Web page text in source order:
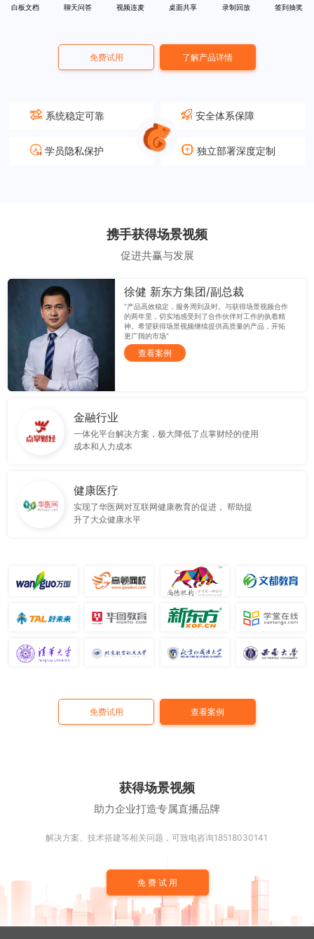
白板文档 聊天问答 视频连麦 桌面共享 录制回放 签到抽奖
免费试用 了解产品详情
系统稳定可靠 安全体系保障
学员隐私保护 独立部署深度定制
携手获得场景视频
促进共赢与发展
徐健 新东方集团/副总裁
“产品高效稳定，服务周到及时。与获得场景视频合作
的两年里，切实地感受到了合作伙伴对工作的执着精
神。希望获得场景视频继续提供高质量的产品，开拓
更广阔的市场”
查看案例
金融行业
一体化平台解决方案，极大降低了点掌财经的使用
成本和人力成本
健康医疗
实现了华医网对互联网健康教育的促进， 帮助提
升了大众健康水平
免费试用 查看案例
获得场景视频
助力企业打造专属直播品牌
解决方案、技术搭建等相关问题，可致电咨询18518030141
免费试用